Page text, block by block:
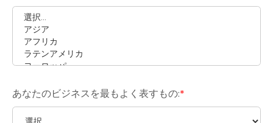
あなたのビジネスを最もよく表すもの:*